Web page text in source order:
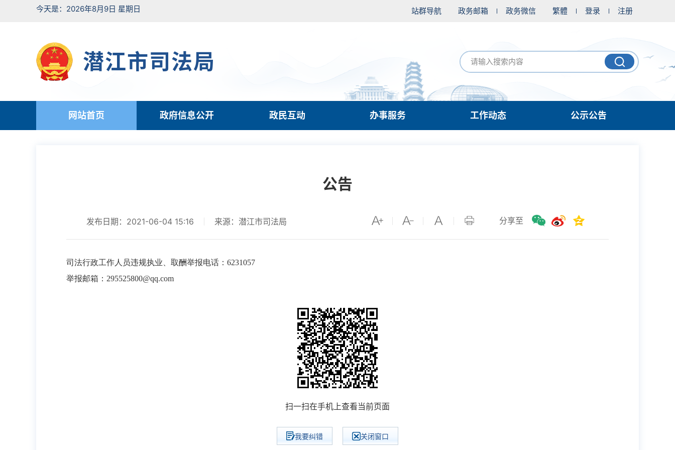
今天是：2026年8月9日 星期日 站群导航 政务邮箱 政务微信 繁體 登录 注册
潜江市司法局
网站首页 政府信息公开 政民互动 办事服务 工作动态 公示公告
公告
分享至
发布日期：2021-06-04 15:16 来源：潜江市司法局
司法行政工作人员违规执业、取酬举报电话：6231057
举报邮箱：295525800@qq.com
扫一扫在手机上查看当前页面
我要纠错 关闭窗口